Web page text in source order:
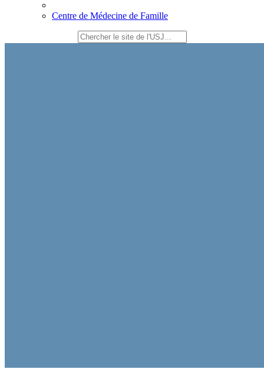
Centre de Médecine de Famille